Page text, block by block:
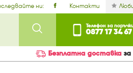
ни: Контакти
Телефон за
0877 17 34 67
Безплатна доставка за